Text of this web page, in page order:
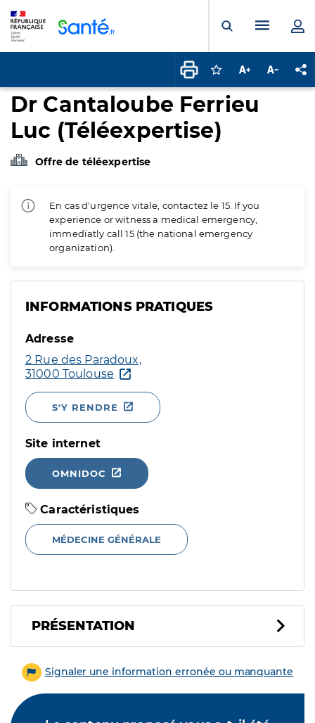
Ouvrir laMenu
Connectez-vous
Augmenter la
Dr Cantaloube Ferrieu
Luc (Téléexpertise)
Offre de téléexpertise
En cas d'urgence vitale, contactez le 15. If you
experience or witness a medical emergency,
immediatly call 15 (the national emergency
organization).
INFORMATIONS PRATIQUES
Adresse
2 Rue des Paradoux,
31000 Toulouse
S'Y RENDRE
Site internet
OMNIDOC
Caractéristiques
MÉDECINE GÉNÉRALE
PRÉSENTATION
Signaler une information erronée ou manquante